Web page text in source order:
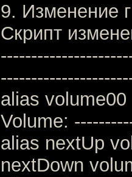
9. Изменение
Скрипт
alias
Volume:
alias nextUp
nextDown